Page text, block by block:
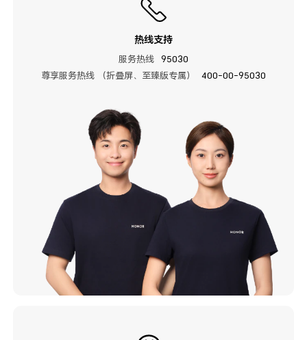
热线支持
服务热线
95030
尊享服务热线 （折叠屏、至臻版专属）
400-00-95030